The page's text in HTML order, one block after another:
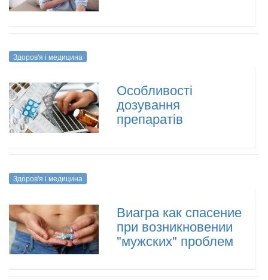
Здоров'я і медицина
Особливості
дозування
препаратів
Здоров'я і медицина
Виагра как спасение
при возникновении
"мужских" проблем